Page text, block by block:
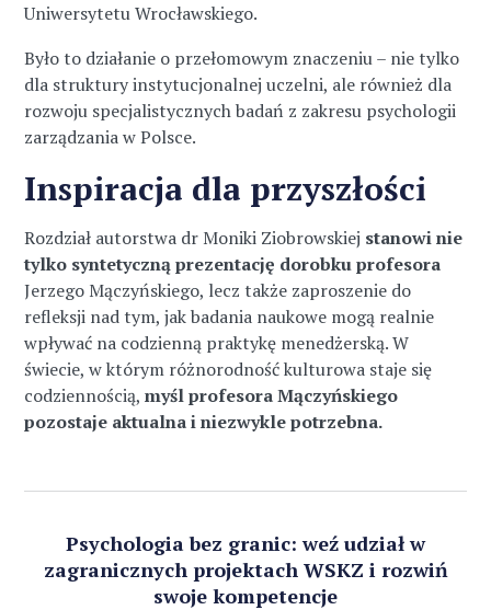
Uniwersytetu Wrocławskiego.
Było to działanie o przełomowym znaczeniu – nie tylko
dla struktury instytucjonalnej uczelni, ale również dla
rozwoju specjalistycznych badań z zakresu psychologii
zarządzania w Polsce.
Inspiracja dla przyszłości
Rozdział autorstwa dr Moniki Ziobrowskiej stanowi nie
tylko syntetyczną prezentację dorobku profesora
Jerzego Mączyńskiego, lecz także zaproszenie do
refleksji nad tym, jak badania naukowe mogą realnie
wpływać na codzienną praktykę menedżerską. W
świecie, w którym różnorodność kulturowa staje się
codziennością,myśl profesora Mączyńskiego
pozostaje aktualna i niezwykle potrzebna.
Psychologia bez granic: weź udział w
zagranicznych projektach WSKZ i rozwiń
swoje kompetencje